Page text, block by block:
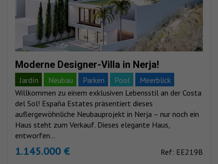
Moderne Designer-Villa in Nerja!
Jardín Neubau Parken Pool
Meerblick
Willkommen zu einem exklusiven Lebensstil an der Costa
del Sol! España Estates präsentiert dieses
außergewöhnliche Neubauprojekt in Nerja – nur noch ein
Haus steht zum Verkauf. Dieses elegante Haus,
entworfen...
1.145.000 € Ref: EE219B